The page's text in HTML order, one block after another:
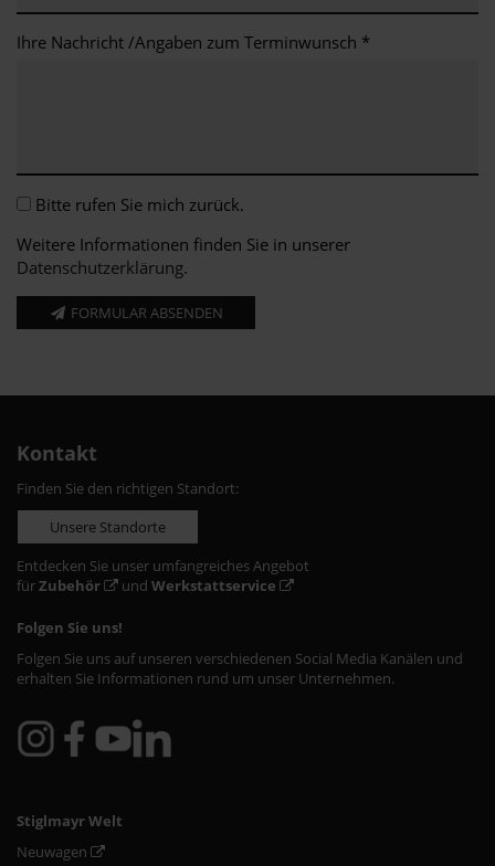
Ihre Nachricht /Angaben zum Terminwunsch *
Bitte rufen Sie mich zurück.
Weitere Informationen finden Sie in unserer
Datenschutzerklärung.
FORMULAR ABSENDEN
Kontakt
Finden Sie den richtigen Standort:
Unsere Standorte
Entdecken Sie unser umfangreiches Angebot
fürZubehör und Werkstattservice
Folgen Sie uns!
Folgen Sie uns auf unseren verschiedenen Social Media Kanälen und
erhalten Sie Informationen rund um unser Unternehmen.
Stiglmayr Welt
Neuwagen